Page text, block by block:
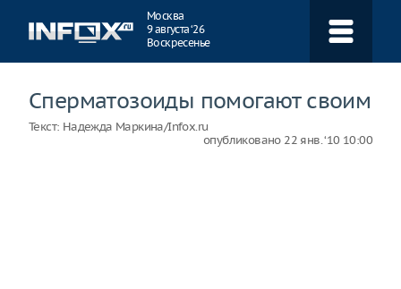
Москва
9 августа ‘26
Воскресенье
Сперматозоиды помогают своим
Текст: Надежда Маркина/Infox.ru
опубликовано 22 янв. ‘10 10:00